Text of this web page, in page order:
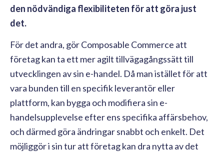
den nödvändiga flexibiliteten för att göra just
det.
För det andra, gör Composable Commerce att
företag kan ta ett mer agilt tillvägagångssätt till
utvecklingen av sin e-handel. Då man istället för att
vara bunden till en specifik leverantör eller
plattform, kan bygga och modifiera sin e-
handelsupplevelse efter ens specifika affärsbehov,
och därmed göra ändringar snabbt och enkelt. Det
möjliggör i sin tur att företag kan dra nytta av det